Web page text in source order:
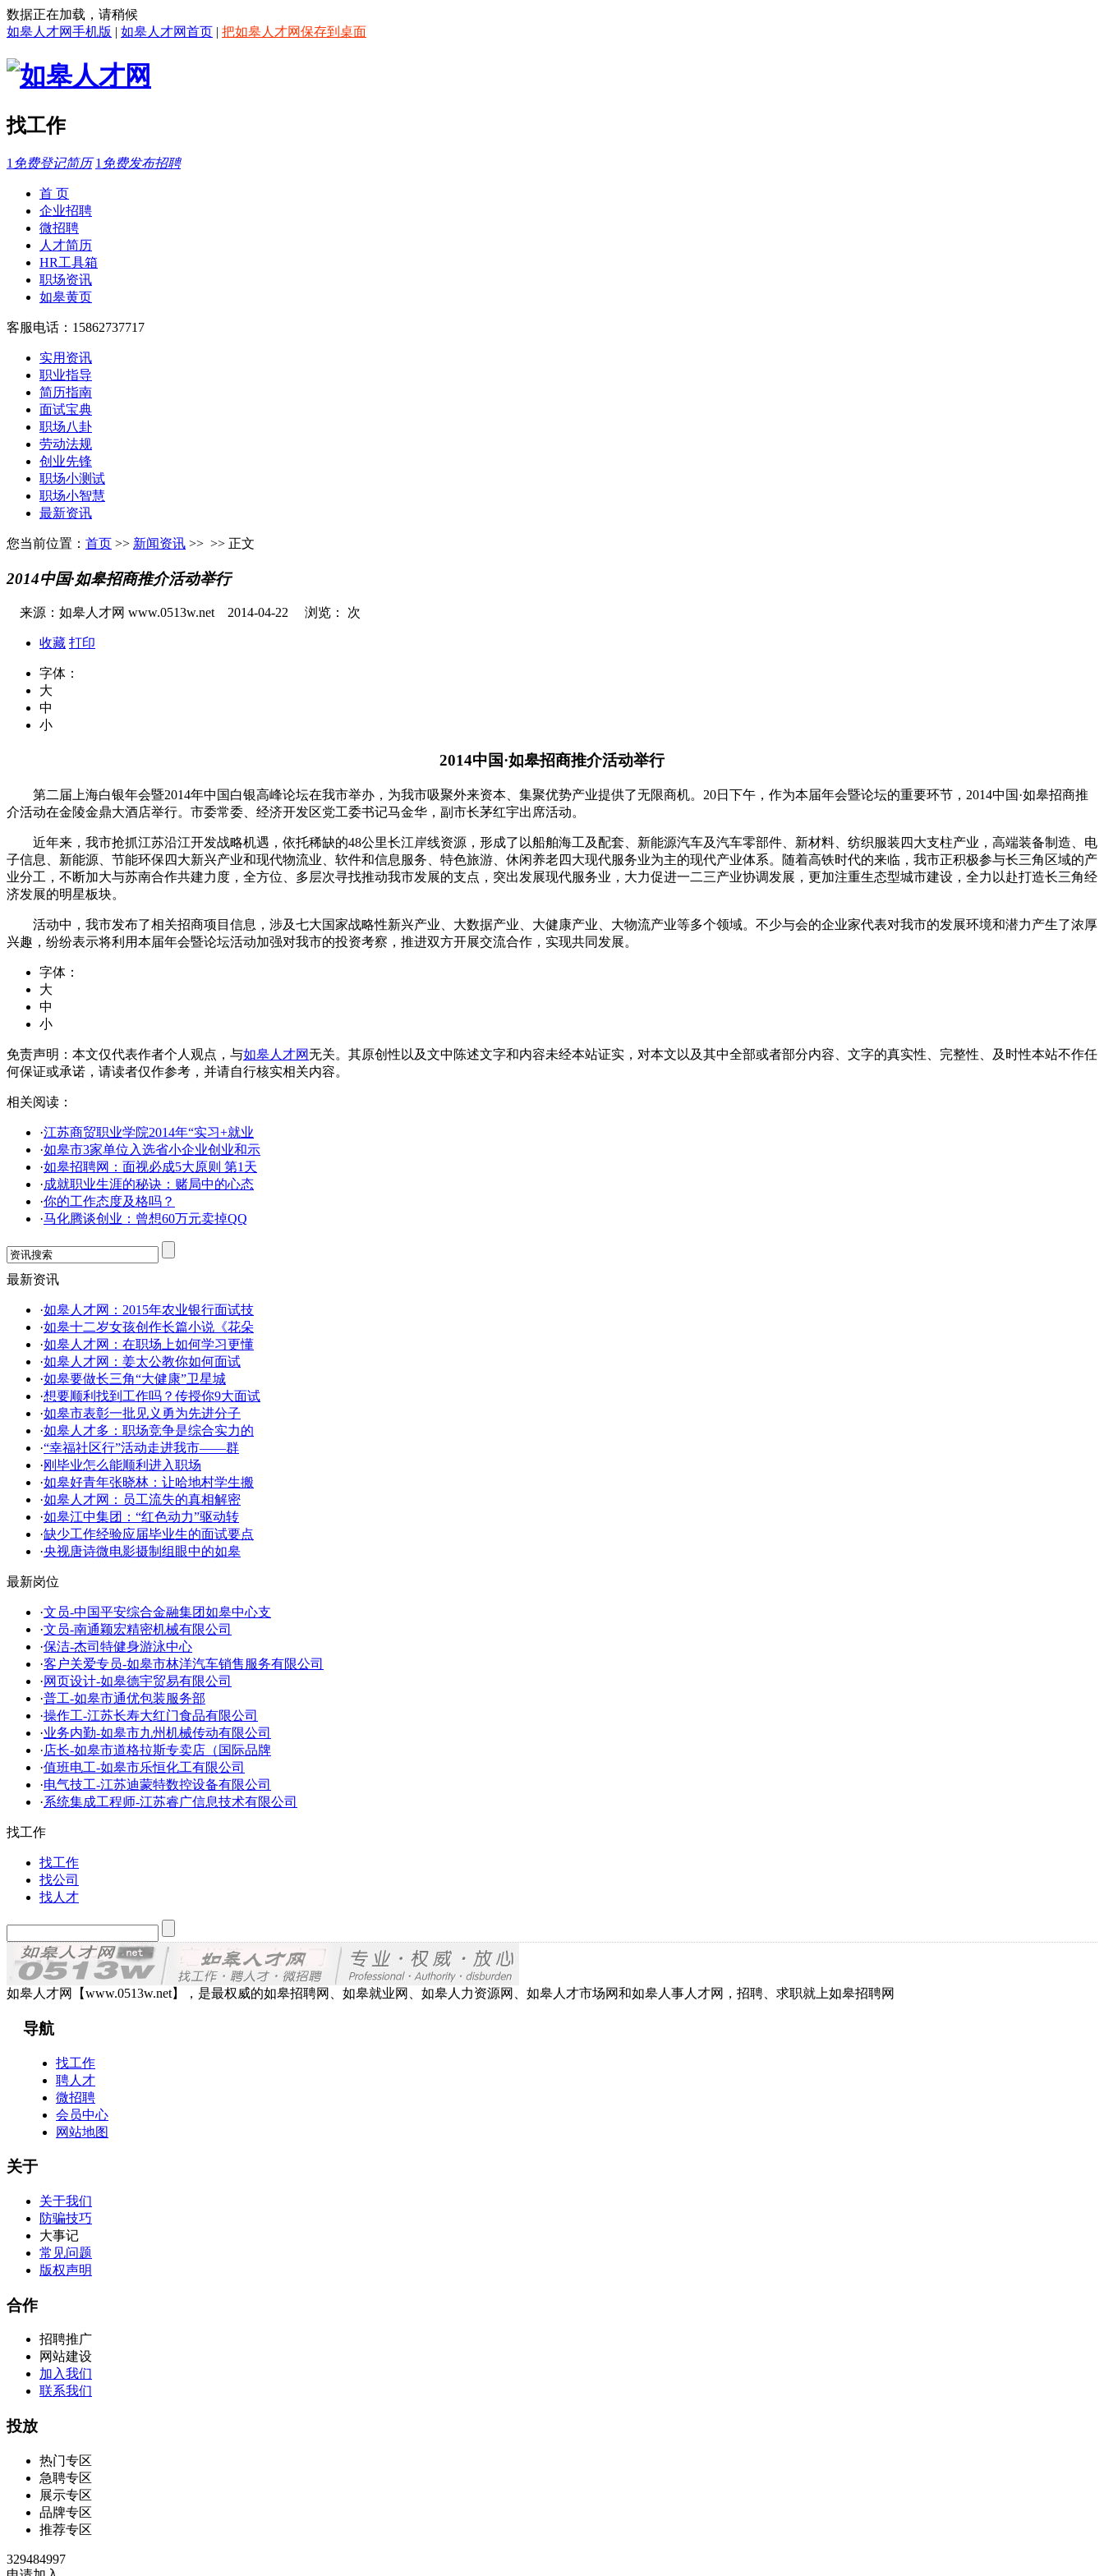
数据正在加载，请稍候
如皋人才网手机版 | 如皋人才网首页 | 把如皋人才网保存到桌面
找工作
1 免费登记简历 1 免费发布招聘
首 页
企业招聘
微招聘
人才简历
HR工具箱
职场资讯
如皋黄页
客服电话：15862737717
实用资讯
职业指导
简历指南
面试宝典
职场八卦
劳动法规
创业先锋
职场小测试
职场小智慧
最新资讯
您当前位置： 首页 >> 新闻资讯 >> >> 正文
2014中国·如皋招商推介活动举行
来源：如皋人才网 www.0513w.net 2014-04-22 浏览： 次
收藏 打印
字体：
大
中
小
2014中国·如皋招商推介活动举行
第二届上海白银年会暨2014年中国白银高峰论坛在我市举办，为我市吸聚外来资本、集聚优势产业提供了无限商机。20日下午，作为本届年会暨论坛的重要环节，2014中国·如皋招商推
介活动在金陵金鼎大酒店举行。市委常委、经济开发区党工委书记马金华，副市长茅红宇出席活动。
近年来，我市抢抓江苏沿江开发战略机遇，依托稀缺的48公里长江岸线资源，形成了以船舶海工及配套、新能源汽车及汽车零部件、新材料、纺织服装四大支柱产业，高端装备制造、电
子信息、新能源、节能环保四大新兴产业和现代物流业、软件和信息服务、特色旅游、休闲养老四大现代服务业为主的现代产业体系。随着高铁时代的来临，我市正积极参与长三角区域的产
业分工，不断加大与苏南合作共建力度，全方位、多层次寻找推动我市发展的支点，突出发展现代服务业，大力促进一二三产业协调发展，更加注重生态型城市建设，全力以赴打造长三角经
济发展的明星板块。
活动中，我市发布了相关招商项目信息，涉及七大国家战略性新兴产业、大数据产业、大健康产业、大物流产业等多个领域。不少与会的企业家代表对我市的发展环境和潜力产生了浓厚
兴趣，纷纷表示将利用本届年会暨论坛活动加强对我市的投资考察，推进双方开展交流合作，实现共同发展。
字体：
大
中
小
免责声明：本文仅代表作者个人观点，与如皋人才网无关。其原创性以及文中陈述文字和内容未经本站证实，对本文以及其中全部或者部分内容、文字的真实性、完整性、及时性本站不作任
何保证或承诺，请读者仅作参考，并请自行核实相关内容。
相关阅读：
·江苏商贸职业学院2014年“实习+就业
·如皋市3家单位入选省小企业创业和示
·如皋招聘网：面视必成5大原则 第1天
·成就职业生涯的秘诀：赌局中的心态
·你的工作态度及格吗？
·马化腾谈创业：曾想60万元卖掉QQ
最新资讯
·如皋人才网：2015年农业银行面试技
·如皋十二岁女孩创作长篇小说《花朵
·如皋人才网：在职场上如何学习更懂
·如皋人才网：姜太公教你如何面试
·如皋要做长三角“大健康”卫星城
·想要顺利找到工作吗？传授你9大面试
·如皋市表彰一批见义勇为先进分子
·如皋人才多：职场竞争是综合实力的
·“幸福社区行”活动走进我市——群
·刚毕业怎么能顺利进入职场
·如皋好青年张晓林：让哈地村学生搬
·如皋人才网：员工流失的真相解密
·如皋江中集团：“红色动力”驱动转
·缺少工作经验应届毕业生的面试要点
·央视唐诗微电影摄制组眼中的如皋
最新岗位
·文员-中国平安综合金融集团如皋中心支
·文员-南通颖宏精密机械有限公司
·保洁-杰司特健身游泳中心
·客户关爱专员-如皋市林洋汽车销售服务有限公司
·网页设计-如皋德宇贸易有限公司
·普工-如皋市通优包装服务部
·操作工-江苏长寿大红门食品有限公司
·业务内勤-如皋市九州机械传动有限公司
·店长-如皋市道格拉斯专卖店（国际品牌
·值班电工-如皋市乐恒化工有限公司
·电气技工-江苏迪蒙特数控设备有限公司
·系统集成工程师-江苏睿广信息技术有限公司
找工作
找工作
找公司
找人才
如皋人才网【www.0513w.net】，是最权威的如皋招聘网、如皋就业网、如皋人力资源网、如皋人才市场网和如皋人事人才网，招聘、求职就上如皋招聘网
导航
找工作
聘人才
微招聘
会员中心
网站地图
关于
关于我们
防骗技巧
大事记
常见问题
版权声明
合作
招聘推广
网站建设
加入我们
联系我们
投放
热门专区
急聘专区
展示专区
品牌专区
推荐专区
329484997